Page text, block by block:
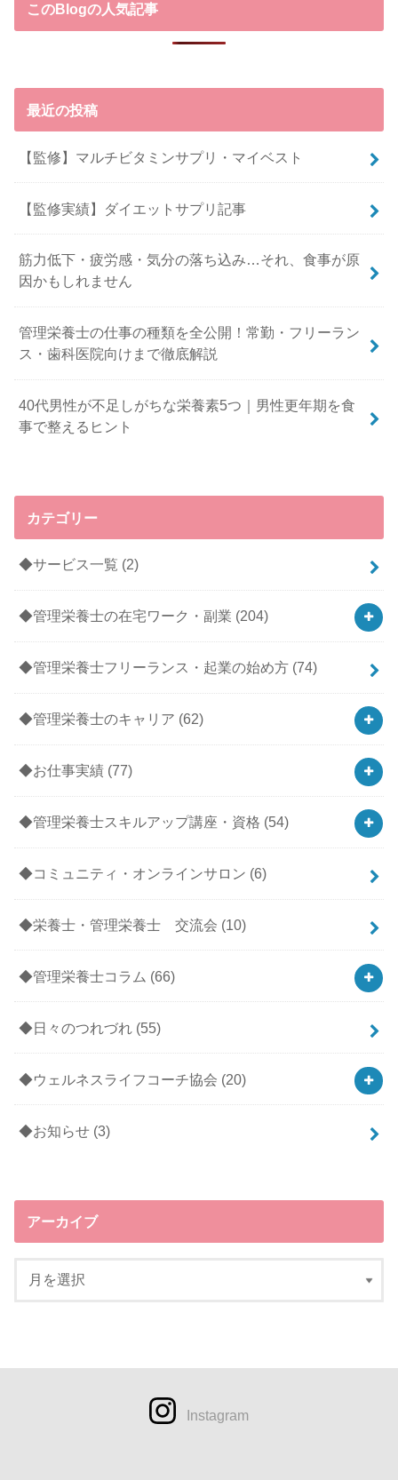
このBlogの人気記事
最近の投稿
【監修】マルチビタミンサプリ・マイベスト
【監修実績】ダイエットサプリ記事
筋力低下・疲労感・気分の落ち込み…それ、食事が原
因かもしれません
管理栄養士の仕事の種類を全公開！常勤・フリーラン
ス・歯科医院向けまで徹底解説
40代男性が不足しがちな栄養素5つ｜男性更年期を食
事で整えるヒント
カテゴリー
◆サービス一覧 (2)
◆管理栄養士の在宅ワーク・副業 (204)
◆管理栄養士フリーランス・起業の始め方 (74)
◆管理栄養士のキャリア (62)
◆お仕事実績 (77)
◆管理栄養士スキルアップ講座・資格 (54)
◆コミュニティ・オンラインサロン (6)
◆栄養士・管理栄養士 交流会 (10)
◆管理栄養士コラム (66)
◆日々のつれづれ (55)
◆ウェルネスライフコーチ協会 (20)
◆お知らせ (3)
アーカイブ
Instagram